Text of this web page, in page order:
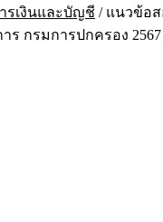
รเงินและบัญชี / แนวข้อ
ร กรมการปกครอง